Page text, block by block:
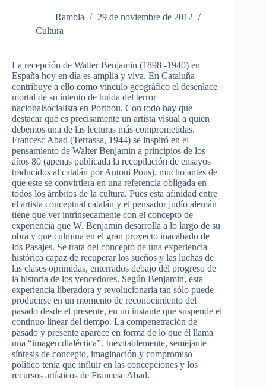
Rambla
29 de noviembre de 2012
Cultura
La recepción de Walter Benjamin (1898 -1940) en
España hoy en día es amplia y viva. En Cataluña
contribuye a ello como vínculo geográfico el desenlace
mortal de su intento de huida del terror
nacionalsocialista en Portbou. Con todo hay que
destacar que es precisamente un artista visual a quien
debemos una de las lecturas más comprometidas.
Francesc Abad (Terrassa, 1944) se inspiró en el
pensamiento de Walter Benjamin a principios de los
años 80 (apenas publicada la recopilación de ensayos
traducidos al catalán por Antoni Pous), mucho antes de
que este se convirtiera en una referencia obligada en
todos los ámbitos de la cultura. Pues esta afinidad entre
el artista conceptual catalán y el pensador judío alemán
tiene que ver intrínsecamente con el concepto de
experiencia que W. Benjamin desarrolla a lo largo de su
obra y que culmina en el gran proyecto inacabado de
los Pasajes. Se trata del concepto de una experiencia
histórica capaz de recuperar los sueños y las luchas de
las clases oprimidas, enterrados debajo del progreso de
la historia de los vencedores. Según Benjamin, esta
experiencia liberadora y revolucionaria tan sólo puede
producirse en un momento de reconocimiento del
pasado desde el presente, en un instante que suspende el
continuo linear del tiempo. La compenetración de
pasado y presente aparece en forma de lo que él llama
una “imagen dialéctica”. Inevitablemente, semejante
síntesis de concepto, imaginación y compromiso
político tenía que influir en las concepciones y los
recursos artísticos de Francesc Abad.